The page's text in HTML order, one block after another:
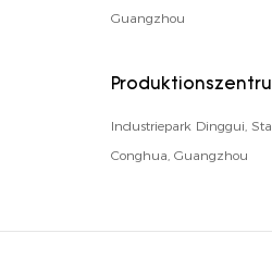
Guangzhou
Industriepark Dinggui,
Conghua, Guangzhou